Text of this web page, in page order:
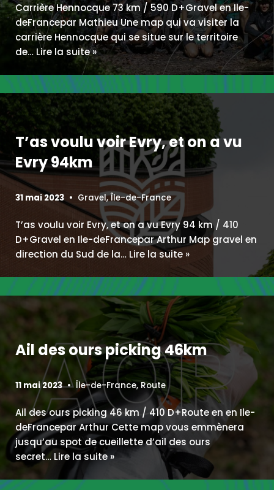
Carrière Hennocque 73 km / 590 D+Gravel en Ile-
deFrancepar Mathieu Une map qui va visiter la
carrière Hennocque qui se situe sur le territoire
de… Lire la suite »
T’as voulu voir Evry, et on a vu
Evry 94km
31 mai 2023 Gravel,Île-de-France
T’as voulu voir Evry, et on a vu Evry 94 km / 410
D+Gravel en Ile-deFrancepar Arthur Map gravel en
direction du Sud de la… Lire la suite »
Ail des ours picking 46km
11 mai 2023 Île-de-France,Route
Ail des ours picking 46 km / 410 D+Route en en Ile-
deFrancepar Arthur Cette map vous emmènera
jusqu’au spot de cueillette d’ail des ours
secret… Lire la suite »